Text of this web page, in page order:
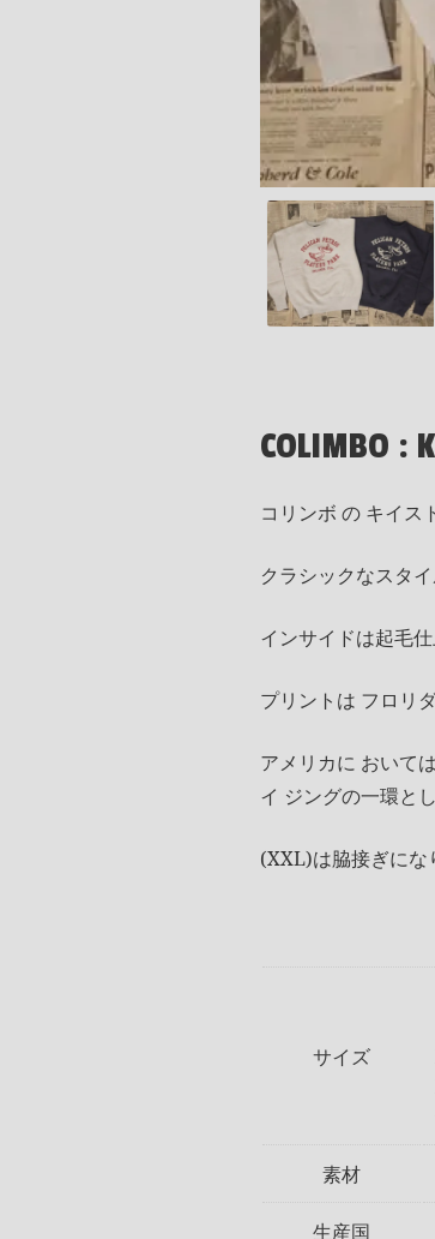
COLIMBO :
コリンボ の キイス
クラシックなスタ
インサイドは起毛
プリントは フロリ
アメリカに おいて
イ ジングの一環と
(XXL)は脇接ぎにな
サイズ
素材
生産国